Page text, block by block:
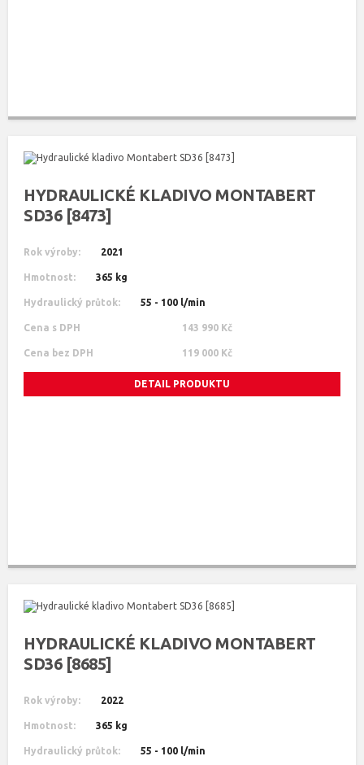
HYDRAULICKÉ KLADIVO MONTABERT
SD36 [8473]
Rok výroby: 2021
Hmotnost: 365 kg
Hydraulický průtok: 55 - 100 l/min
Cena s DPH 143 990 Kč
Cena bez DPH 119 000 Kč
DETAIL PRODUKTU
HYDRAULICKÉ KLADIVO MONTABERT
SD36 [8685]
Rok výroby: 2022
Hmotnost: 365 kg
Hydraulický průtok: 55 - 100 l/min